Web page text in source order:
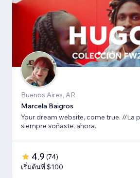
Buenos Aires, AR
Marcela Baigros
Your dream website, come true. //La
siempre soñaste, ahora.
4.9 (74)
เริ่มต้นที่ $100